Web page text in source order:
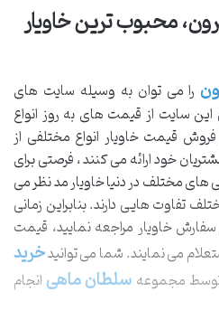
محبوب ترین خاویار
را می توان به وسیله سایت های
سایت از قیمت های به روز انواع
قیمت خاویار انواع مختلفی از
خود ارائه می کنند ، فرصتی برای
های مختلف در دنیا خاویار مد نظر می
تفاوت هایی دارند. بنابراین زمانی
سفارش خاویار مراجعه نمایید، قیمت
می نمایند. شما می توانیدخرید
توسط مجموعهسلطان ماهیانجام